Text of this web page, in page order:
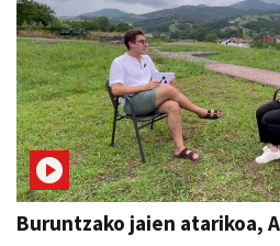
Buruntzako jaien atarikoa,